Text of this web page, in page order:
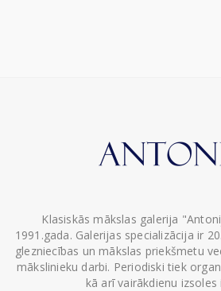
Klasiskās mākslas galerija
1991.gada. Galerijas specializācija ir
glezniecības un mākslas priekšmetu
mākslinieku darbi. Periodiski tiek
kā arī vairākdienu izsoles